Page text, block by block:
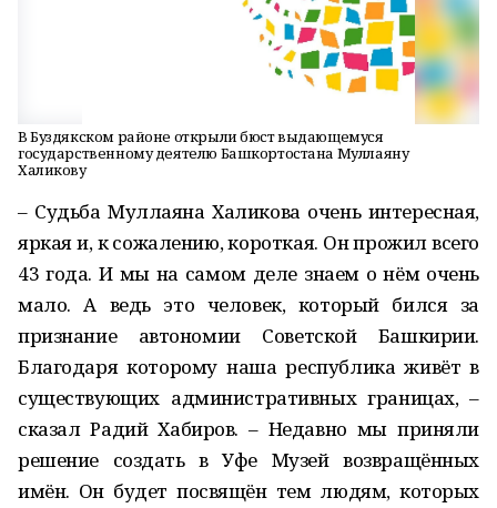
В Буздякском районе открыли бюст выдающемуся
государственному деятелю Башкортостана Муллаяну
Халикову
– Судьба Муллаяна Халикова очень интересная,
яркая и, к сожалению, короткая. Он прожил всего
43 года. И мы на самом деле знаем о нём очень
мало. А ведь это человек, который бился за
признание автономии Советской Башкирии.
Благодаря которому наша республика живёт в
существующих административных границах, –
сказал Радий Хабиров. – Недавно мы приняли
решение создать в Уфе Музей возвращённых
имён. Он будет посвящён тем людям, которых